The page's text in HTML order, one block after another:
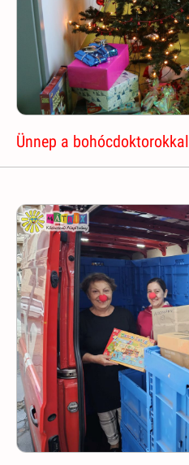
Ünnep a bohócdoktorokkal